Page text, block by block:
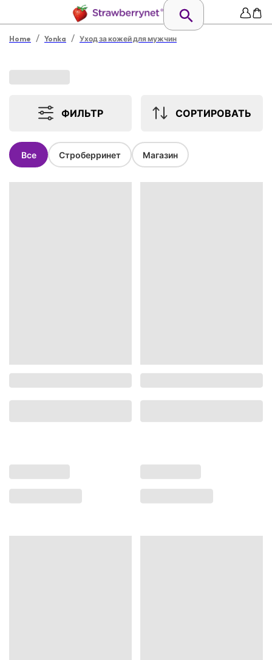
Home / Yonka / Уход за кожей для мужчин
ФИЛЬТР СОРТИРОВАТЬ
Все Строберринет Магазин